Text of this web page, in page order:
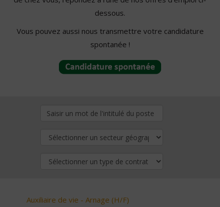
dessous.
Vous pouvez aussi nous transmettre votre candidature
spontanée !
Auxiliaire de vie - Arnage (H/F)